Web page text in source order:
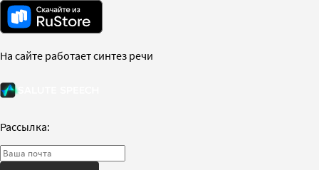
На сайте работает синтез речи
Рассылка: